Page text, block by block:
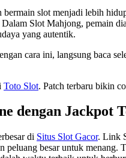
bermain slot menjadi lebih
Slot Mahjong, pemain
yang autentik.
cara ini, langsung baca
Toto Slot. Patch terbaru bikin
dengan Jackpot
di Situs Slot Gacor. Link
besar untuk